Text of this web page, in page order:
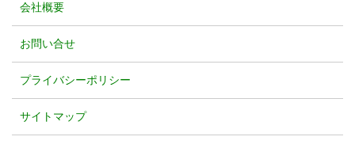
会社概要
お問い合せ
プライバシーポリシー
サイトマップ